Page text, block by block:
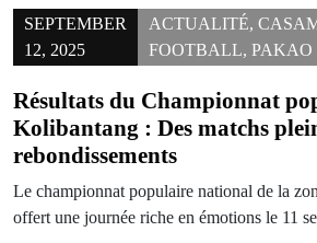
SEPTEMBER
12, 2025
ACTUALITÉ,
FOOTBALL, PAKAO
Résultats du Championnat
Kolibantang : Des matchs
rebondissements
Le championnat populaire national de la
offert une journée riche en émotions le 11